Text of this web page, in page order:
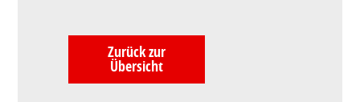
Zurück zur
Übersicht